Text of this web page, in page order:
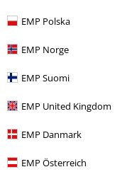
EMP Polska
EMP Norge
EMP Suomi
EMP United Kingdom
EMP Danmark
EMP Österreich